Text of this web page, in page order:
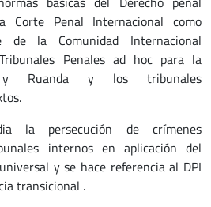
Corte Penal Internacional como
de la Comunidad Internacional
Penales ad hoc para la
y Ruanda y los tribunales
la persecución de crímenes
internos en aplicación del
y se hace referencia al DPI
transicional .